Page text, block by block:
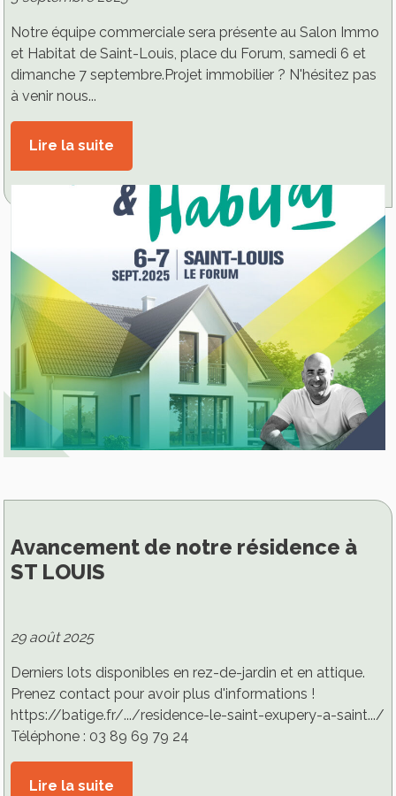
Notre équipe commerciale sera présente au Salon Immo
et Habitat de Saint-Louis, place du Forum, samedi 6 et
dimanche 7 septembre.Projet immobilier ? N'hésitez pas
à venir nous...
Lire la suite
Avancement de notre résidence à
ST LOUIS
29 août 2025
Derniers lots disponibles en rez-de-jardin et en attique.
Prenez contact pour avoir plus d'informations !
https://batige.fr/.../residence-le-saint-exupery-a-saint.../
Téléphone : 03 89 69 79 24
Lire la suite